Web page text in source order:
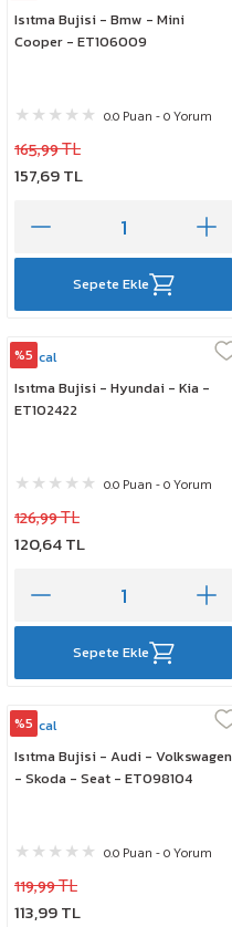
Isıtma Bujisi - Bmw - Mini
Cooper - ET106009
0.0 Puan - 0 Yorum
165,99 TL
157,69 TL
Sepete Ekle
%5
Rescal
Isıtma Bujisi - Hyundai - Kia -
ET102422
0.0 Puan - 0 Yorum
126,99 TL
120,64 TL
Sepete Ekle
%5
Rescal
Isıtma Bujisi - Audi - Volkswagen
- Skoda - Seat - ET098104
0.0 Puan - 0 Yorum
119,99 TL
113,99 TL